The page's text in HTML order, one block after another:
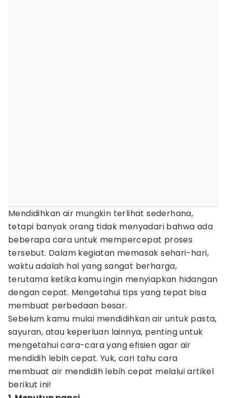
Mendidihkan air mungkin terlihat sederhana,
tetapi banyak orang tidak menyadari bahwa ada
beberapa cara untuk mempercepat proses
tersebut. Dalam kegiatan memasak sehari-hari,
waktu adalah hal yang sangat berharga,
terutama ketika kamu ingin menyiapkan hidangan
dengan cepat. Mengetahui tips yang tepat bisa
membuat perbedaan besar.
Sebelum kamu mulai mendidihkan air untuk pasta,
sayuran, atau keperluan lainnya, penting untuk
mengetahui cara-cara yang efisien agar air
mendidih lebih cepat. Yuk, cari tahu cara
membuat air mendidih lebih cepat melalui artikel
berikut ini!